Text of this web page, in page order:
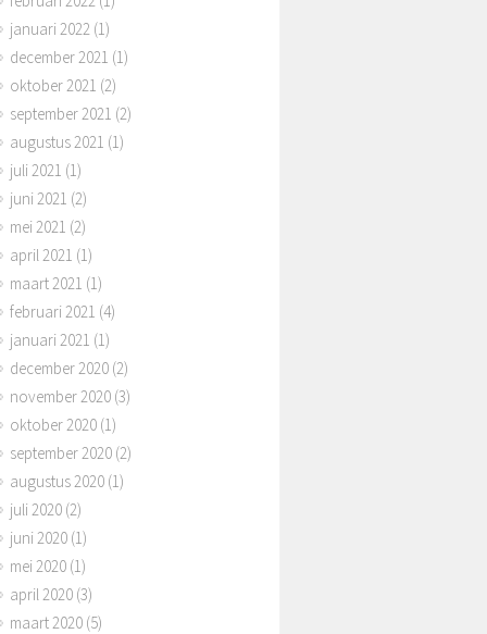
Sociaal Team ...
INFORMATIEBIJEE
OVER SOCIAAL TEAM WO
RSWP Wormerland Bij
Team Wormerland ku
terecht voor hulp
op het gebied v
geld,
januari 2022(1)
december 2021 (1)
oktober 2021 (2)
september 2021 (2)
augustus 2021 (1)
juli 2021 (1)
juni 2021 (2)
mei 2021 (2)
april 2021 (1)
maart 2021 (1)
februari 2021 (4)
januari 2021 (1)
december 2020(2)
november 2020(3)
oktober 2020(1)
september 2020(2)
augustus 2020(1)
juli 2020(2)
juni 2020(1)
mei 2020(1)
april 2020(3)
maart 2020(5)